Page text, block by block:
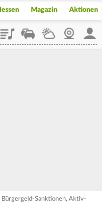
Magazin Aktionen
PlaylistStaupilotWetterWebcam
Bürgergeld-Sanktionen, Aktiv-